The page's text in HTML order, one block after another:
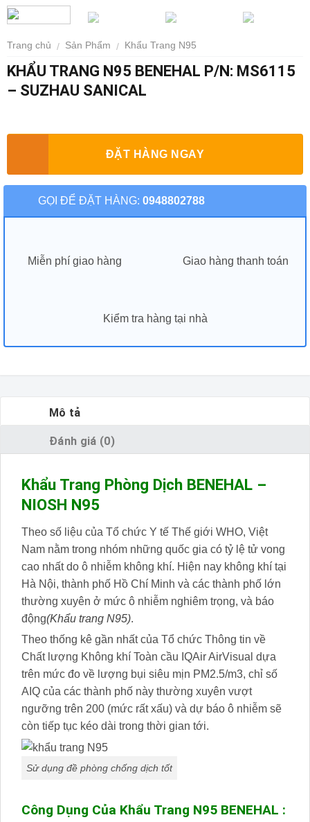
Trang chủ / Sản Phẩm / Khẩu Trang N95
KHẨU TRANG N95 BENEHAL P/N: MS6115
– SUZHAU SANICAL
ĐẶT HÀNG NGAY
GỌI ĐỂ ĐẶT HÀNG: 0948802788
Miễn phí giao hàng Giao hàng thanh toán
Kiểm tra hàng tại nhà
Mô tả
Đánh giá (0)
Khẩu Trang Phòng Dịch BENEHAL –
NIOSH N95
Theo số liệu của Tổ chức Y tế Thế giới WHO, Việt
Nam nằm trong nhóm những quốc gia có tỷ lệ tử vong
cao nhất do ô nhiễm không khí. Hiện nay không khí tại
Hà Nội, thành phố Hồ Chí Minh và các thành phố lớn
thường xuyên ở mức ô nhiễm nghiêm trọng, và báo
động(Khẩu trang N95).
Theo thống kê gần nhất của Tổ chức Thông tin về
Chất lượng Không khí Toàn cầu IQAir AirVisual dựa
trên mức đo về lượng bụi siêu mịn PM2.5/m3, chỉ số
AIQ của các thành phố này thường xuyên vượt
ngưỡng trên 200 (mức rất xấu) và dự báo ô nhiễm sẽ
còn tiếp tục kéo dài trong thời gian tới.
Sử dụng đề phòng chống dịch tốt
Công Dụng Của Khẩu Trang N95 BENEHAL :